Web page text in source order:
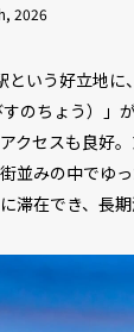
2026
という好立地
すのちょう）」
クセスも良好
並みの中でゆ
滞在でき、長期